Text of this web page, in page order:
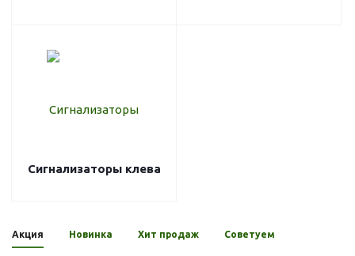
Сигнализаторы клева
Акция Новинка Хит продаж Советуем